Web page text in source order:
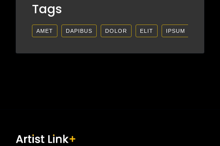
Tags
AMET DAPIBUS DOLOR ELIT IPSUM